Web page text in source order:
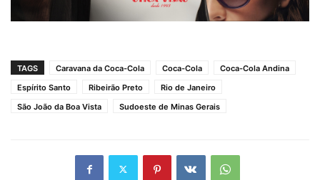
TAGS Caravana da Coca-Cola Coca-Cola
Coca-Cola Andina
Espírito Santo
Ribeirão Preto
Rio de Janeiro
São João da Boa Vista
Sudoeste de Minas Gerais